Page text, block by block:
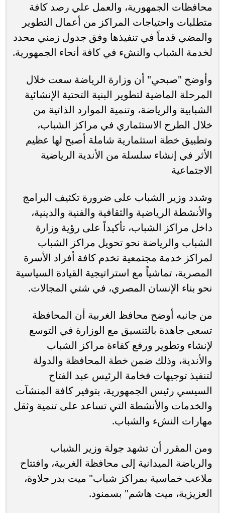
محافظات الجمهورية، والعمل علي رصد كافة
متطلبات واحتياجات المراكز من أعمال التطوير
والمضي قدماً في تنفيذها وفق جدول زمني محدد
لخدمة الشباب والنشء في كافة أنحاء الجمهورية.
وأوضح "صبحي" أن وزارة الرياضة سعت خلال
المرحلة الماضية لتطوير البنية التحتية الإنشائية
الشبابية والرياضة، وتنمية الموارد الذاتية من
خلال الطرح الاستثماري في مراكز الشباب،
وتطبيق خطة استثمارية شاملة أصبح لها عظيم
الأثر في إنشاء سلسلة من الأندية الرياضية
الاجتماعية
وشدد وزير الشباب على ضرورة تكثيف البرامج
والأنشطة الرياضية والثقافية والفنية والدينية،
داخل مراكز الشباب، تأكيداً على رؤية وزارة
الشباب والرياضة نحو تحويل مراكز الشباب
لمراكز خدمة مجتمعية تخدم كافة أفراد الأسرة
المصرية، تماشياً مع استراتيجية القيادة السياسية
نحو بناء الإنسان المصري، في شتي المجالات.
من جانبه أوضح محافظ الغربية أن المحافظة
تسعى جاهدة بالتنسيق مع الوزارة في التوسع
لإنشاء وتطوير ورفع كفاءة مراكز الشباب
والأندية، وذلك ضمن خطة المحافظة والدولة
لتنفيذ توجيهات فخامة الرئيس عبد الفتاح
السيسي رئيس الجمهورية، بتوفير كافة المنشآت
والخدمات والأنشطة التي تساعد على تنمية وثقل
مهارات النشء والشباب.
ومن المقرر أن تشهد جولة وزير الشباب
والرياضة الميدانية إلى محافظة الغربية، وافتتاح
ملاعب خماسية بمراكز شباب" ميت بدر حلاوة،
العزيزية، ميت هاشم" بسمنود.